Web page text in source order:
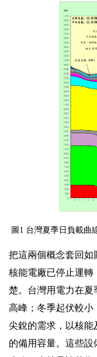
圖1 台灣夏季日負載曲
把這兩個概念套回如
核能電廠已停止運轉
楚。台灣用電力在夏
高峰；冬季起伏較小
尖銳的需求，以核
的備用容量。這些